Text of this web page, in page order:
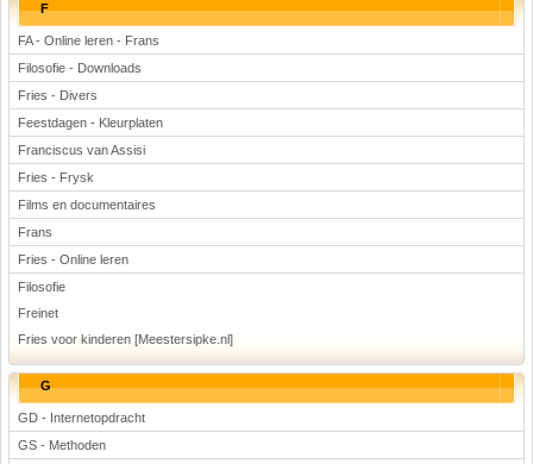
F
FA - Online leren - Frans
Filosofie - Downloads
Fries - Divers
Feestdagen - Kleurplaten
Franciscus van Assisi
Fries - Frysk
Films en documentaires
Frans
Fries - Online leren
Filosofie
Freinet
Fries voor kinderen [Meestersipke.nl]
G
GD - Internetopdracht
GS - Methoden